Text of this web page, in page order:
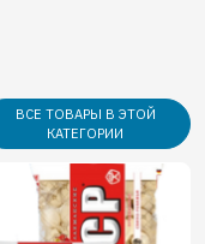
ВСЕ ТОВАРЫ В ЭТОЙ
КАТЕГОРИИ